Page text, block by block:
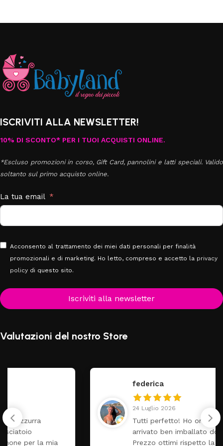
ISCRIVITI ALLA NEWSLETTER!
10% DI SCONTO* PER I TUOI ACQUISTI ONLINE.
*Escluso promozioni in corso, Gift Card, pannolini e latti speciali. Valido
soltanto sul primo acquisto online.
La tua email
Acconsento al trattamento dei miei dati personali per finalità
promozionali e di marketing. Ho letto, compreso e accetto la privacy
policy di questo sito.
Iscriviti alla newsletter
Valutazioni del nostro Store
Tutti perfetto! Ho ordinato un lettino che é
arrivato ben imballato dopo pochi giorni.
Prezzo ottimi rispetto la concorrenza